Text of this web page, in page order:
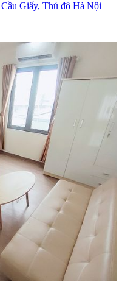
Giấy, Thủ đô Hà Nội